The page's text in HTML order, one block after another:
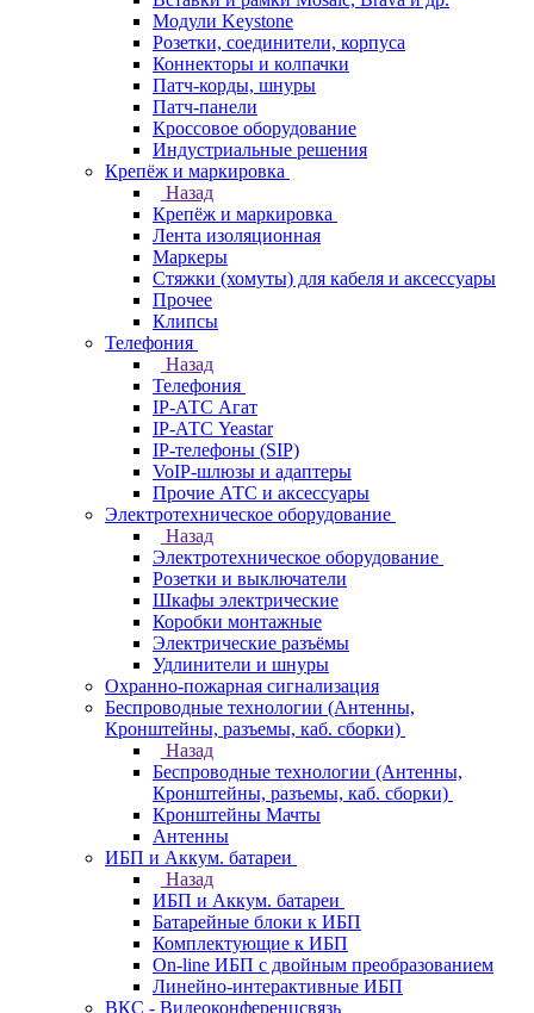
Модули Keystone
Розетки, соединители, корпуса
Коннекторы и колпачки
Патч-корды, шнуры
Патч-панели
Кроссовое оборудование
Индустриальные решения
Крепёж и маркировка
Назад
Крепёж и маркировка
Лента изоляционная
Маркеры
Стяжки (хомуты) для кабеля и аксессуары
Прочее
Клипсы
Телефония
Назад
Телефония
IP-АТС Агат
IP-АТС Yeastar
IP-телефоны (SIP)
VoIP-шлюзы и адаптеры
Прочие АТС и аксессуары
Электротехническое оборудование
Назад
Электротехническое оборудование
Розетки и выключатели
Шкафы электрические
Коробки монтажные
Электрические разъёмы
Удлинители и шнуры
Охранно-пожарная сигнализация
Беспроводные технологии (Антенны,
Кронштейны, разъемы, каб. сборки)
Назад
Беспроводные технологии (Антенны,
Кронштейны, разъемы, каб. сборки)
Кронштейны Мачты
Антенны
ИБП и Аккум. батареи
Назад
ИБП и Аккум. батареи
Батарейные блоки к ИБП
Комплектующие к ИБП
On-line ИБП с двойным преобразованием
Линейно-интерактивные ИБП
ВКС - Видеоконференцсвязь